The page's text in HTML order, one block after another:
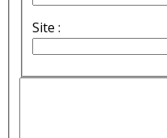
Site :